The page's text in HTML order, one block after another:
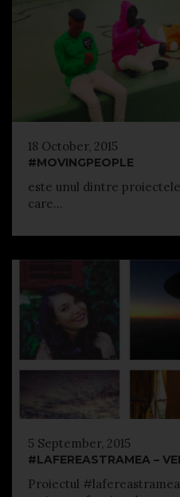
18 October, 2015
#MOVINGPEOPLE
este unul dintre
care...
5 September, 2015
#LAFEREASTRAMEA –
Proiectul